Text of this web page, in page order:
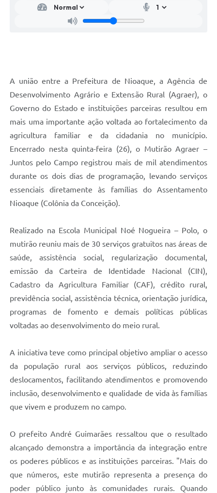
A união entre a Prefeitura de Nioaque, a Agência de
Desenvolvimento Agrário e Extensão Rural (Agraer), o
Governo do Estado e instituições parceiras resultou em
mais uma importante ação voltada ao fortalecimento da
agricultura familiar e da cidadania no município.
Encerrado nesta quinta-feira (26), o Mutirão Agraer –
Juntos pelo Campo registrou mais de mil atendimentos
durante os dois dias de programação, levando serviços
essenciais diretamente às famílias do Assentamento
Nioaque (Colônia da Conceição).
Realizado na Escola Municipal Noé Nogueira – Polo, o
mutirão reuniu mais de 30 serviços gratuitos nas áreas de
saúde, assistência social, regularização documental,
emissão da Carteira de Identidade Nacional (CIN),
Cadastro da Agricultura Familiar (CAF), crédito rural,
previdência social, assistência técnica, orientação jurídica,
programas de fomento e demais políticas públicas
voltadas ao desenvolvimento do meio rural.
A iniciativa teve como principal objetivo ampliar o acesso
da população rural aos serviços públicos, reduzindo
deslocamentos, facilitando atendimentos e promovendo
inclusão, desenvolvimento e qualidade de vida às famílias
que vivem e produzem no campo.
O prefeito André Guimarães ressaltou que o resultado
alcançado demonstra a importância da integração entre
os poderes públicos e as instituições parceiras. "Mais do
que números, este mutirão representa a presença do
poder público junto às comunidades rurais. Quando